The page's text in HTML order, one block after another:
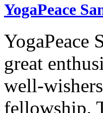
YogaPeace
YogaPeace
great
well-
fellowship.